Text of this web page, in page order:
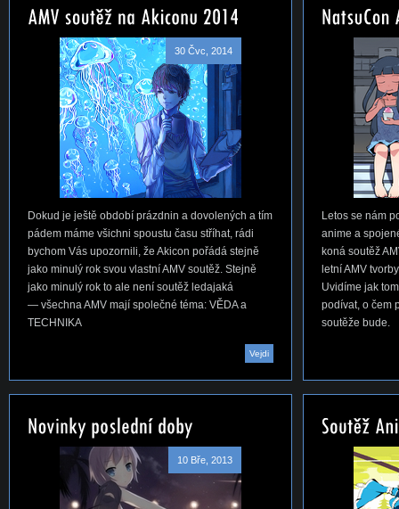
30 Čvc, 2014
Dokud je ještě období prázdnin a dovolených a tím
pádem máme všichni spoustu času stříhat, rádi
bychom Vás upozornili, že Akicon pořádá stejně
jako minulý rok svou vlastní AMV soutěž. Stejně
jako minulý rok to ale není soutěž ledajaká
— všechna AMV mají společné téma: VĚDA a
TECHNIKA
Vejdi
Letos se nám
anime a
koná soutěž
letní AMV
Uvidíme jak
podívat, o čem
soutěže bude.
10 Bře, 2013